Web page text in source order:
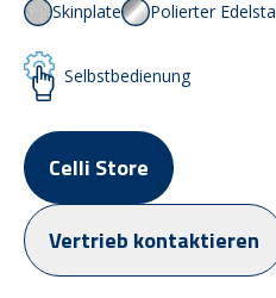
Skinplate
Polierter
Selbstbedienung
Celli Store
Vertrieb kontaktieren